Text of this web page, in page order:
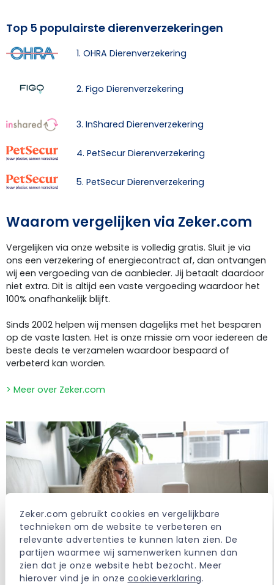
Zeker.com gebruikt cookies en vergelijkbare
technieken om de website te verbeteren en
relevante advertenties te kunnen laten zien. De
partijen waarmee wij samenwerken kunnen dan
zien dat je onze website hebt bezocht. Meer
hierover vind je in onze cookieverklaring.
Top 5 populairste dierenverzekeringen
1. OHRA Dierenverzekering
2. Figo Dierenverzekering
3. InShared Dierenverzekering
4. PetSecur Dierenverzekering
5. PetSecur Dierenverzekering
Waarom vergelijken via Zeker.com
Vergelijken via onze website is volledig gratis. Sluit je via
ons een verzekering of energiecontract af, dan ontvangen
wij een vergoeding van de aanbieder. Jij betaalt daardoor
niet extra. Dit is altijd een vaste vergoeding waardoor het
100% onafhankelijk blijft.
Sinds 2002 helpen wij mensen dagelijks met het besparen
op de vaste lasten. Het is onze missie om voor iedereen de
beste deals te verzamelen waardoor bespaard of
verbeterd kan worden.
> Meer over Zeker.com